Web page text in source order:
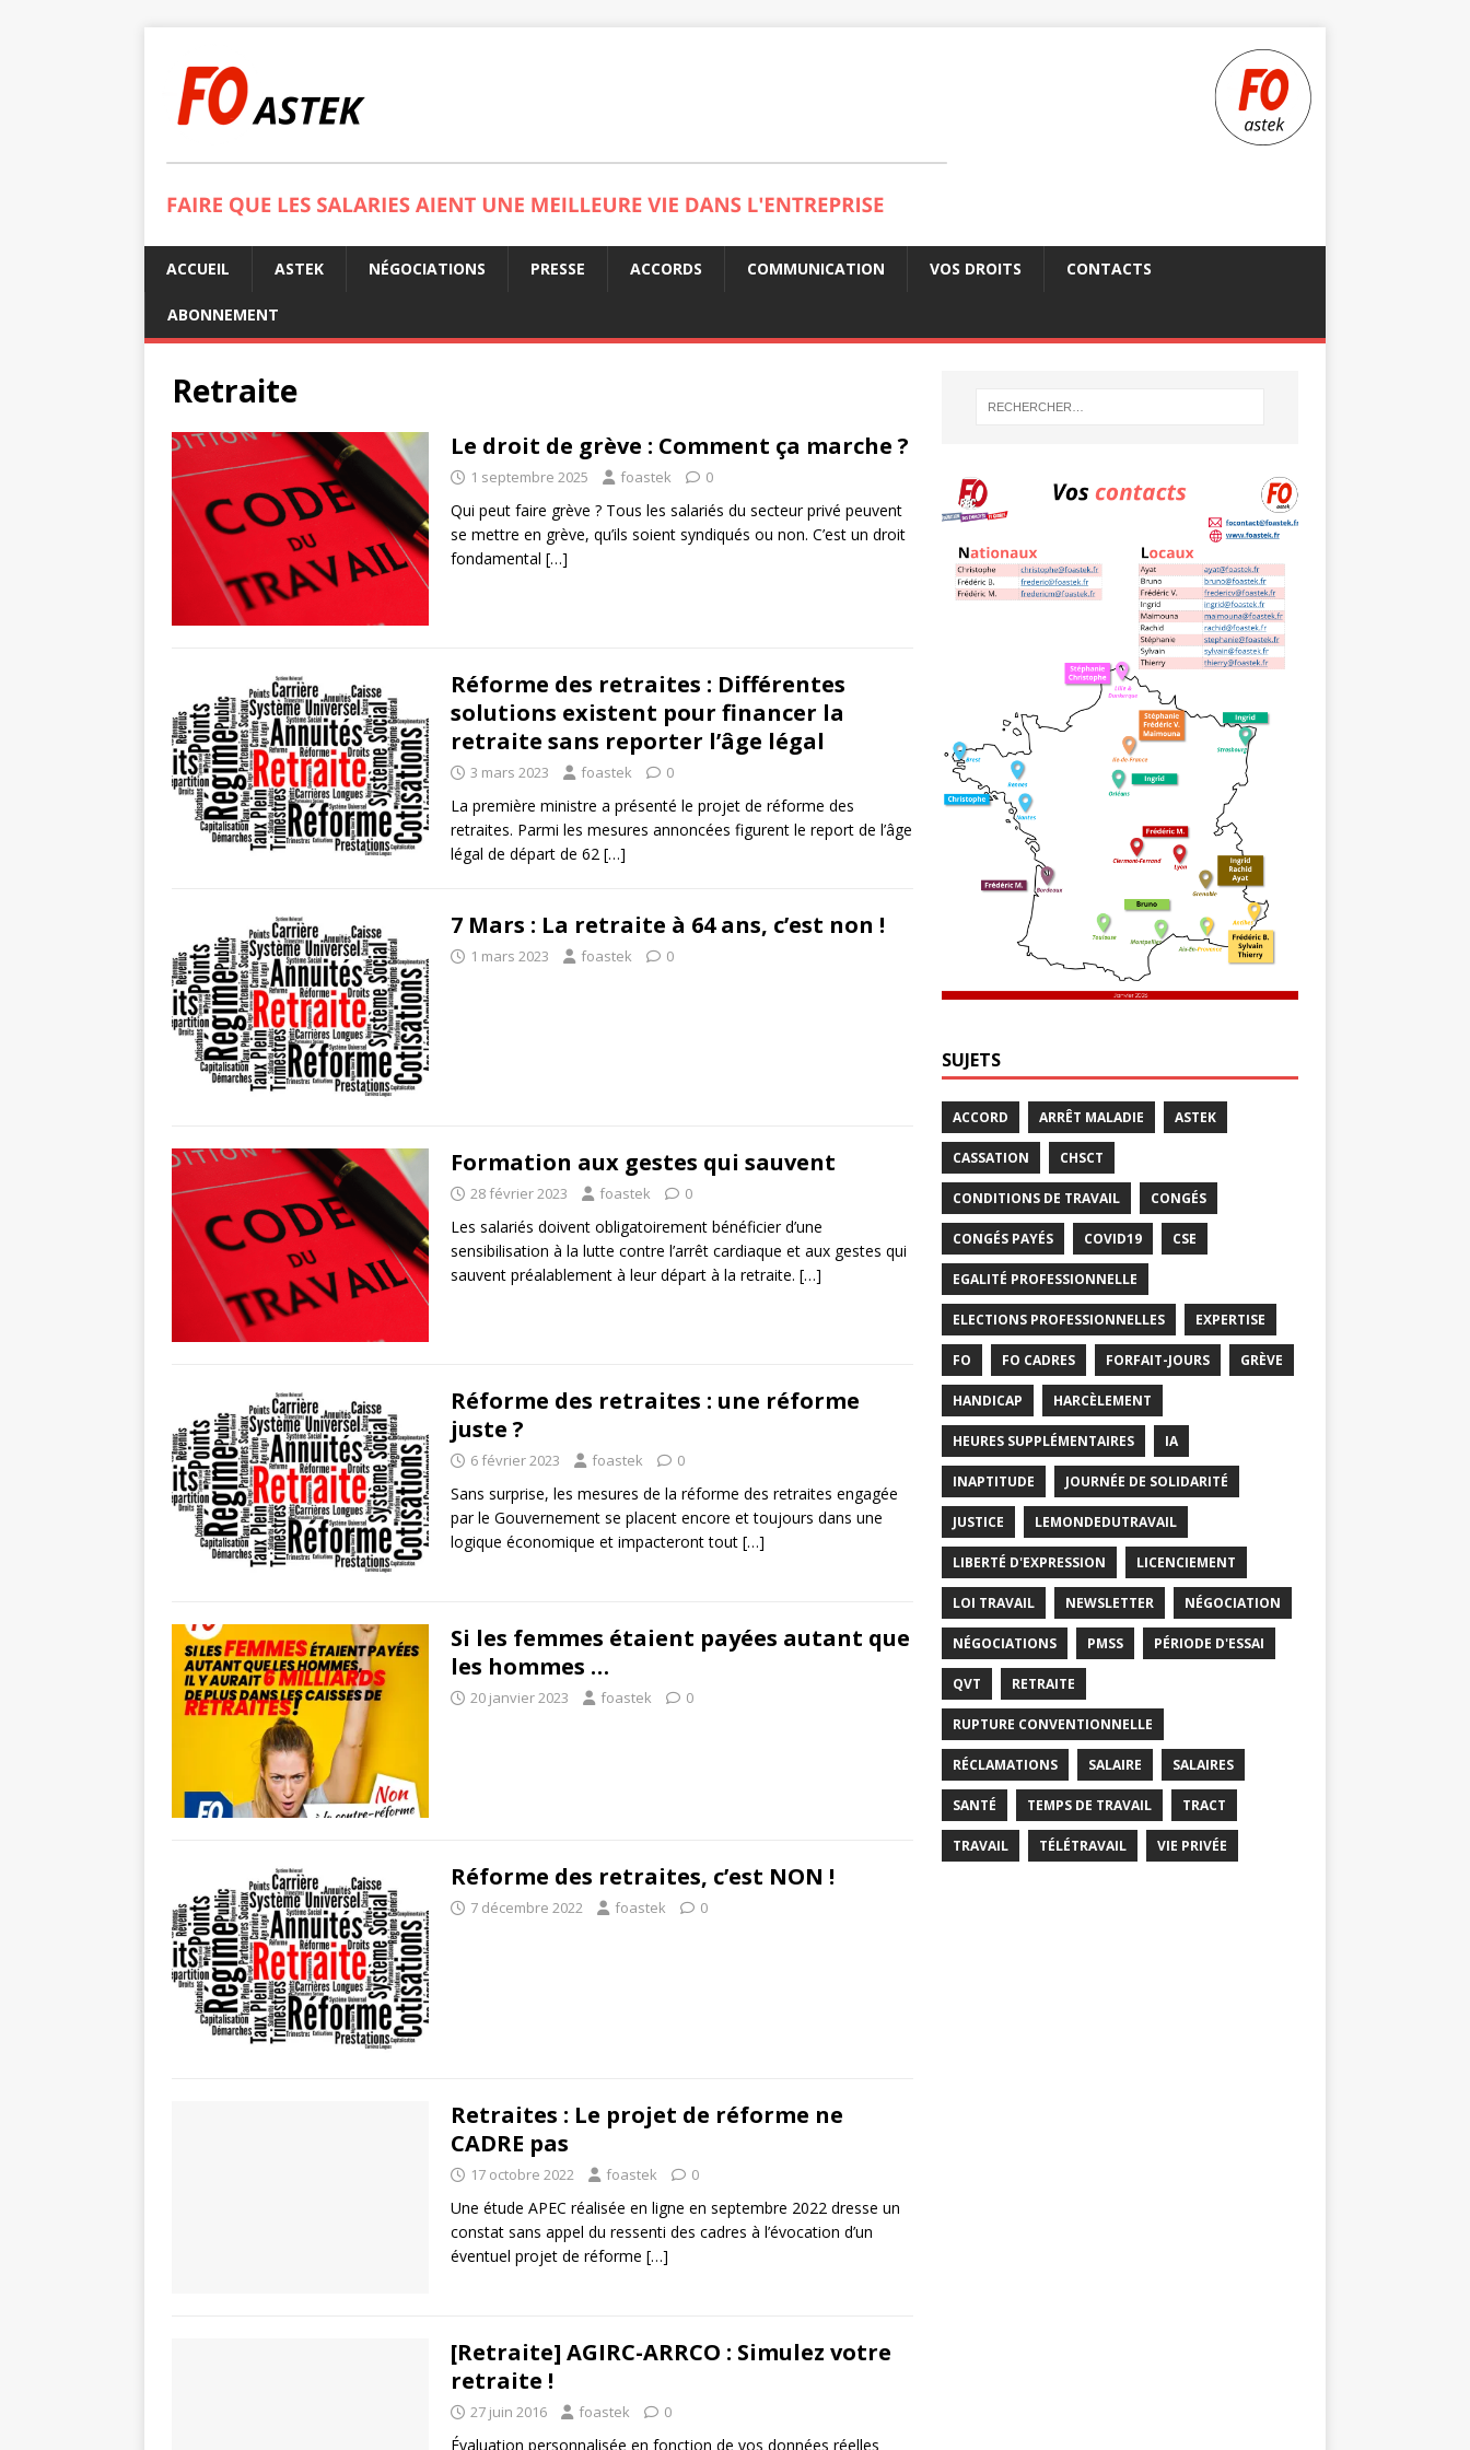
ACCUEIL ASTEK NÉGOCIATIONS PRESSE ACCORDS COMMUNICATION VOS DROITS CONTACTS
ABONNEMENT
Retraite
Le droit de grève : Comment ça marche ?
1 septembre 2025 foastek 0
Qui peut faire grève ? Tous les salariés du secteur privé peuvent
se mettre en grève, qu’ils soient syndiqués ou non. C’est un droit
fondamental […]
Réforme des retraites : Différentes
solutions existent pour financer la
retraite sans reporter l’âge légal
3 mars 2023 foastek 0
La première ministre a présenté le projet de réforme des
retraites. Parmi les mesures annoncées figurent le report de l’âge
légal de départ de 62 […]
7 Mars : La retraite à 64 ans, c’est non !
1 mars 2023 foastek 0
Formation aux gestes qui sauvent
28 février 2023 foastek 0
Les salariés doivent obligatoirement bénéficier d’une
sensibilisation à la lutte contre l’arrêt cardiaque et aux gestes qui
sauvent préalablement à leur départ à la retraite. […]
Réforme des retraites : une réforme
juste ?
6 février 2023 foastek 0
Sans surprise, les mesures de la réforme des retraites engagée
par le Gouvernement se placent encore et toujours dans une
logique économique et impacteront tout […]
Si les femmes étaient payées autant que
les hommes …
20 janvier 2023 foastek 0
Réforme des retraites, c’est NON !
7 décembre 2022 foastek 0
Retraites : Le projet de réforme ne
CADRE pas
17 octobre 2022 foastek 0
Une étude APEC réalisée en ligne en septembre 2022 dresse un
constat sans appel du ressenti des cadres à l’évocation d’un
éventuel projet de réforme […]
[Retraite] AGIRC-ARRCO : Simulez votre
retraite !
27 juin 2016 foastek 0
Évaluation personnalisée en fonction de vos données réelles
SUJETS
ACCORD ARRÊT MALADIE ASTEK
CASSATION CHSCT
CONDITIONS DE TRAVAIL CONGÉS
CONGÉS PAYÉS COVID19 CSE
EGALITÉ PROFESSIONNELLE
ELECTIONS PROFESSIONNELLES EXPERTISE
FO FO CADRES FORFAIT-JOURS GRÈVE
HANDICAP HARCÈLEMENT
HEURES SUPPLÉMENTAIRES IA
INAPTITUDE JOURNÉE DE SOLIDARITÉ
JUSTICE LEMONDEDUTRAVAIL
LIBERTÉ D'EXPRESSION LICENCIEMENT
LOI TRAVAIL NEWSLETTER NÉGOCIATION
NÉGOCIATIONS PMSS PÉRIODE D'ESSAI
QVT RETRAITE
RUPTURE CONVENTIONNELLE
RÉCLAMATIONS SALAIRE SALAIRES
SANTÉ TEMPS DE TRAVAIL TRACT
TRAVAIL TÉLÉTRAVAIL VIE PRIVÉE